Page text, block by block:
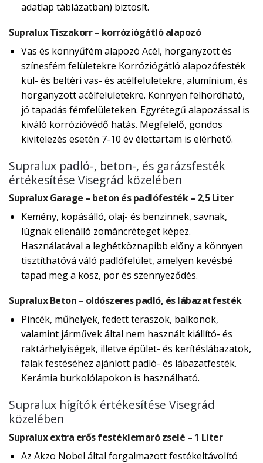
adatlap táblázatban) biztosít.
Supralux Tiszakorr – korróziógátló alapozó
Vas és könnyűfém alapozó Acél, horganyzott és
színesfém felületekre Korróziógátló alapozófesték
kül- és beltéri vas- és acélfelületekre, alumínium, és
horganyzott acélfelületekre. Könnyen felhordható,
jó tapadás fémfelületeken. Egyrétegű alapozással is
kiváló korrózióvédő hatás. Megfelelő, gondos
kivitelezés esetén 7-10 év élettartam is elérhető.
Supralux padló-, beton-, és garázsfesték
értékesítése Visegrád közelében
Supralux Garage – beton és padlófesték – 2,5 Liter
Kemény, kopásálló, olaj- és benzinnek, savnak,
lúgnak ellenálló zománcréteget képez.
Használatával a leghétköznapibb előny a könnyen
tisztíthatóvá váló padlófelület, amelyen kevésbé
tapad meg a kosz, por és szennyeződés.
Supralux Beton – oldószeres padló, és lábazatfesték
Pincék, műhelyek, fedett teraszok, balkonok,
valamint járművek által nem használt kiállító- és
raktárhelyiségek, illetve épület- és kerítéslábazatok,
falak festéséhez ajánlott padló- és lábazatfesték.
Kerámia burkolólapokon is használható.
Supralux hígítók értékesítése Visegrád
közelében
Supralux extra erős festéklemaró zselé – 1 Liter
Az Akzo Nobel által forgalmazott festékeltávolító